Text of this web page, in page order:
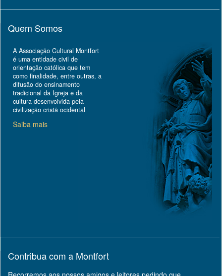
Quem Somos
A Associação Cultural Montfort
é uma entidade civil de
orientação católica que tem
como finalidade, entre outras, a
difusão do ensinamento
tradicional da Igreja e da
cultura desenvolvida pela
civilização cristã ocidental
Saiba mais
Contribua com a Montfort